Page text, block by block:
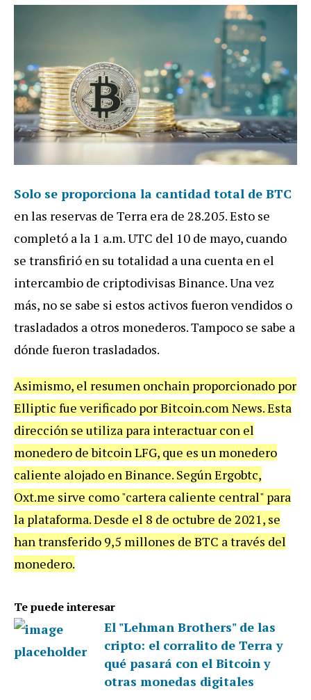
Solo se proporciona la cantidad total de BTC
en las reservas de Terra era de 28.205. Esto se
completó a la 1 a.m. UTC del 10 de mayo, cuando
se transfirió en su totalidad a una cuenta en el
intercambio de criptodivisas Binance. Una vez
más, no se sabe si estos activos fueron vendidos o
trasladados a otros monederos. Tampoco se sabe a
dónde fueron trasladados.
Asimismo, el resumen onchain proporcionado por
Elliptic fue verificado por Bitcoin.com News. Esta
dirección se utiliza para interactuar con el
monedero de bitcoin LFG, que es un monedero
caliente alojado en Binance. Según Ergobtc,
Oxt.me sirve como "cartera caliente central" para
la plataforma. Desde el 8 de octubre de 2021, se
han transferido 9,5 millones de BTC a través del
monedero.
Te puede interesar
El "Lehman Brothers" de las
cripto: el corralito de Terra y
qué pasará con el Bitcoin y
otras monedas digitales